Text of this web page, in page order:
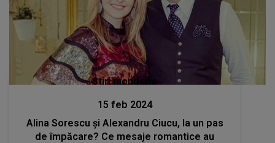
Stiri mondene
15 feb 2024
Alina Sorescu și Alexandru Ciucu, la un pas
de împăcare? Ce mesaje romantice au